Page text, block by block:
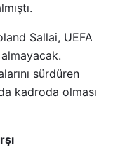
Sallai, UEFA
sürdüren
kadroda olması